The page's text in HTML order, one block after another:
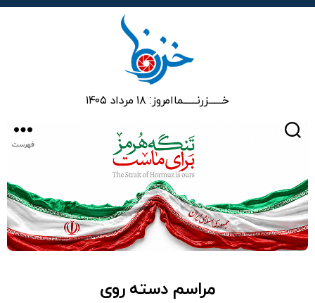
خـــــــزرنـــــــماامروز: ۱۸ مرداد ۱۴۰۵
فهرست
مراسم دسته روی